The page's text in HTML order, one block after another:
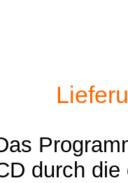
durch